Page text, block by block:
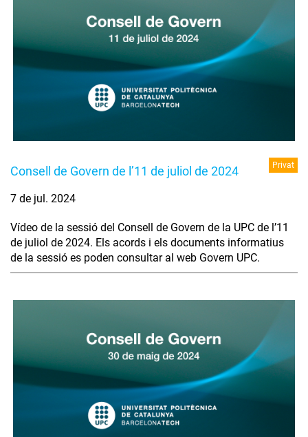
Consell de Govern de l’11 de juliol de 2024 Privat
7 de jul. 2024
Vídeo de la sessió del Consell de Govern de la UPC de l’11
de juliol de 2024. Els acords i els documents informatius
de la sessió es poden consultar al web Govern UPC.